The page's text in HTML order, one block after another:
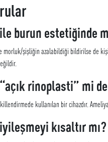
burun estetiğinde
morluk/şişliğin azalabildiği bildirilse de
rinoplasti” mi
kullanılan bir cihazdır.
kısaltır mı?